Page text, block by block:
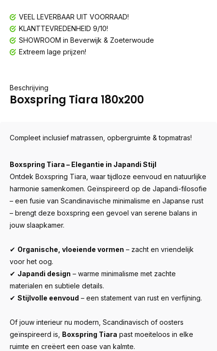
VEEL LEVERBAAR UIT VOORRAAD!
KLANTTEVREDENHEID 9/10!
SHOWROOM in Beverwijk & Zoeterwoude
Extreem lage prijzen!
Beschrijving
Boxspring Tiara 180x200
Compleet inclusief matrassen, opbergruimte & topmatras!
Boxspring Tiara – Elegantie in Japandi Stijl
Ontdek Boxspring Tiara, waar tijdloze eenvoud en natuurlijke
harmonie samenkomen. Geïnspireerd op de Japandi-filosofie
– een fusie van Scandinavische minimalisme en Japanse rust
– brengt deze boxspring een gevoel van serene balans in
jouw slaapkamer.
✔ Organische, vloeiende vormen – zacht en vriendelijk
voor het oog.
✔ Japandi design – warme minimalisme met zachte
materialen en subtiele details.
✔ Stijlvolle eenvoud – een statement van rust en verfijning.
Of jouw interieur nu modern, Scandinavisch of oosters
geïnspireerd is, Boxspring Tiara past moeiteloos in elke
ruimte en creëert een oase van kalmte.